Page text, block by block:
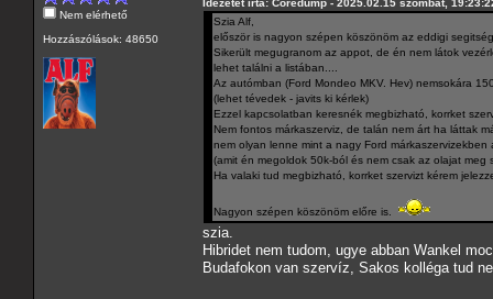
Nem elérhető
Hozzászólások: 48650
Idézetet írta: Coredump - 2025.02.15 szombat,
Szia Alf,
először is nagyon szépen köszönöm az eddigi
Sikerült megugranom az appot, de én nem látok
lehet találni a listában....
Az autómban (Ford Mondeo MKV. Hev) nemsokára
(lehet tévedek - javits ki kérlek)
Ezzel kapcsolatban keresnék megbizható, korrket
Nem fontos márkaszerviz, de talán nem árt ha láttak
nem olyan lenne mint a nagy Ford márkaszervizekben
(amit én megoldok 50k-ból és nem csak az olajat meg
Ha valaki tud megbizható, korrket szervizt kérem
Nagyon szépen köszönöm előre is.
szia.
Hibridet nem tudom, ugye abban Wankel
Budafokon van szervíz, Sakos kolléga tud